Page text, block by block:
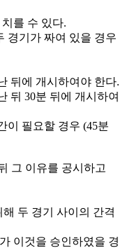
를 수 있다.
경기가 짜여 있을 경우
뒤에 개시하여야 한다.
뒤 30분 뒤에 개시하여
이 필요할 경우 (45분
그 이유를 공시하고
두 경기 사이의 간격
이것을 승인하였을 경